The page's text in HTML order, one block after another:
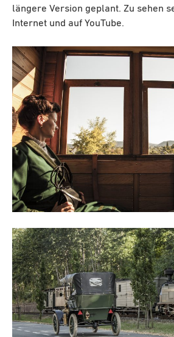
längere Version geplant. Zu sehen
Internet und auf YouTube.